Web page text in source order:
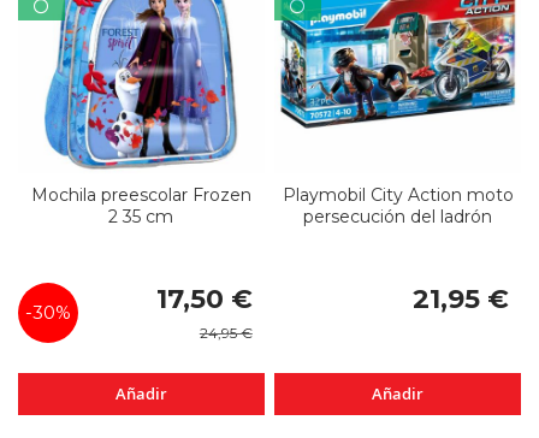
Mochila preescolar Frozen
2 35 cm
-30%
Precio
especial
17,50 €
24,95 €
Añadir
Playmobil City Action moto
persecución del ladrón
21,95 €
Añadir